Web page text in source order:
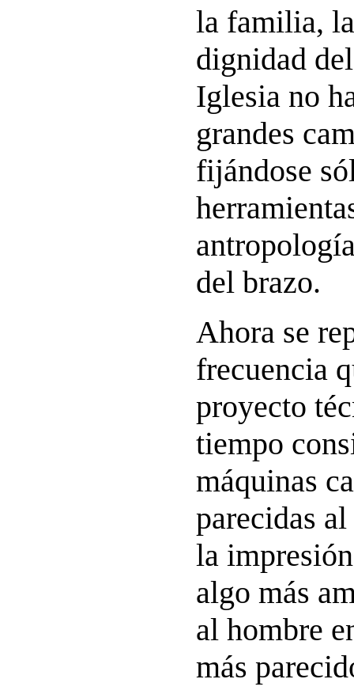
la familia,
dignidad
Iglesia no
grandes
fijándose
del brazo.
Ahora se
frecuencia
proyecto
tiempo
máquinas
parecidas
la
algo más
al hombre
más